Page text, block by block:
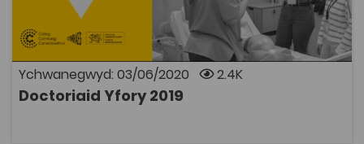
Ychwanegwyd: 03/06/2020 2.4K
Doctoriaid Yfory 2019
ynghyd ag Ysgol Feddygol Caerdydd ac Ysgol Feddygol
Abertawe gyda’r nod o gynyddu nifer y myfyrwyr
Cymraeg eu hiaith sy’n ymgeisio’n llwyddiannus ar
gyfer llefydd ar gyrsiau meddygol yng Nghymru. Yn yr
categori hwn, gellir darganfod cyflwyniadau ac
adnoddau sy’n gysylltiedig â’r cynllun.